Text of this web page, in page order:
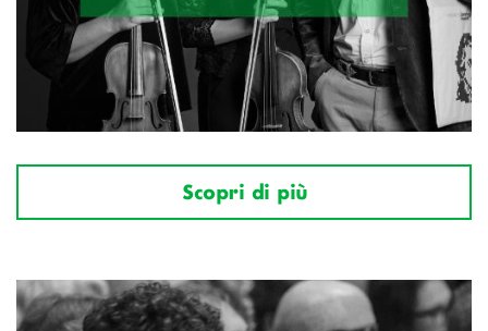
Scopri di più